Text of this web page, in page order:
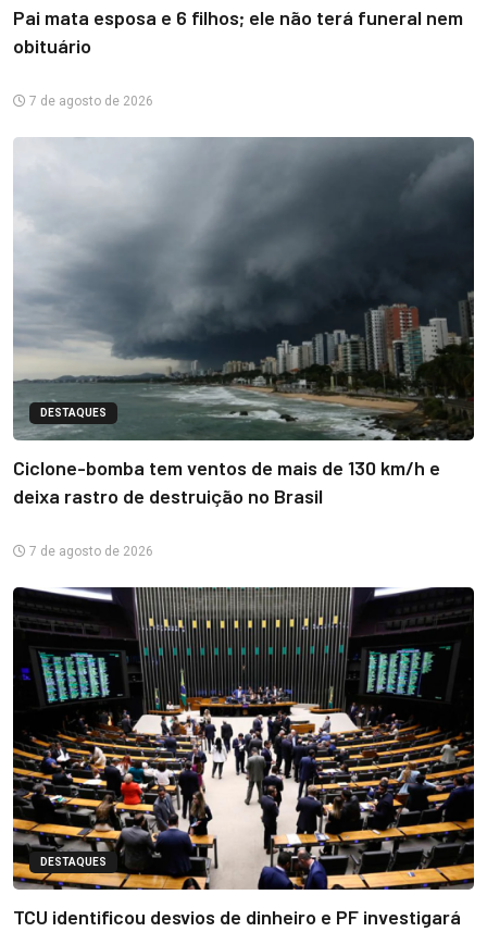
Pai mata esposa e 6 filhos; ele não terá funeral nem
obituário
7 de agosto de 2026
DESTAQUES
Ciclone-bomba tem ventos de mais de 130 km/h e
deixa rastro de destruição no Brasil
7 de agosto de 2026
DESTAQUES
TCU identificou desvios de dinheiro e PF investigará